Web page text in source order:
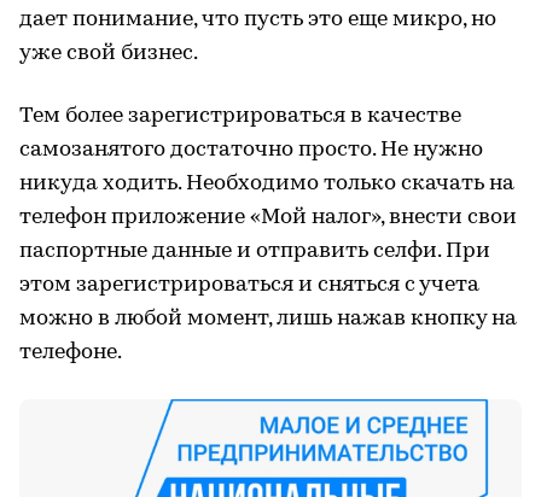
дает понимание, что пусть это еще микро, но
уже свой бизнес.
Тем более зарегистрироваться в качестве
самозанятого достаточно просто. Не нужно
никуда ходить. Необходимо только скачать на
телефон приложение «Мой налог», внести свои
паспортные данные и отправить селфи. При
этом зарегистрироваться и сняться с учета
можно в любой момент, лишь нажав кнопку на
телефоне.